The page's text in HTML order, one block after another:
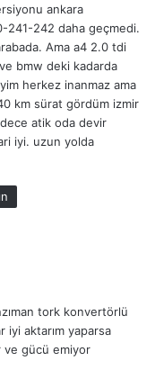
ankara
242 daha geçmedi.
Ama a4 2.0 tdi
bmw deki kadarda
herkez inanmaz ama
km sürat gördüm izmir
atik oda devir
iyi. uzun yolda
tork konvertörlü
iyi aktarım yaparsa
ve gücü emiyor